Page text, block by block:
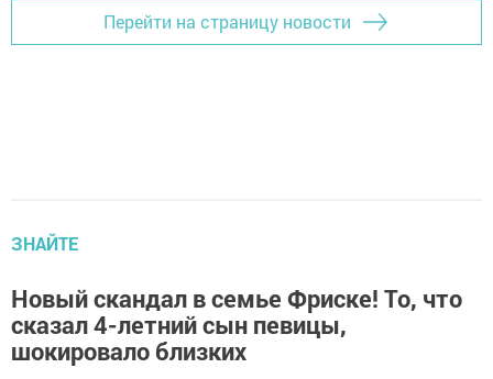
Перейти на страницу новости
ЗНАЙТЕ
Новый скандал в семье Фриске! То, что
сказал 4-летний сын певицы,
шокировало близких